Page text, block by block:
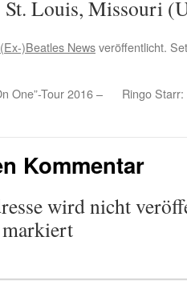
St. Louis, Missouri
(Ex-)Beatles Newsveröffentlicht.
One”-Tour 2016 –
Ringo Starr:
Kommentar
wird nicht
markiert